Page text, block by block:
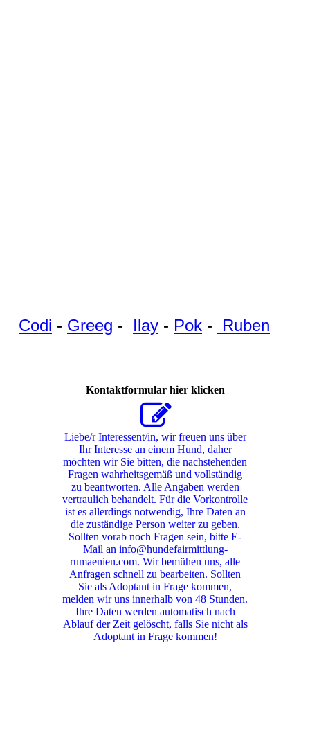
Codi - Greeg - Ilay - Pok - Ruben
Kontaktformular hier klicken
Liebe/r Interessent/in, wir freuen uns über
Ihr Interesse an einem Hund, daher
möchten wir Sie bitten, die nachstehenden
Fragen wahrheitsgemäß und vollständig
zu beantworten. Alle Angaben werden
vertraulich behandelt. Für die Vorkontrolle
ist es allerdings notwendig, Ihre Daten an
die zuständige Person weiter zu geben.
Sollten vorab noch Fragen sein, bitte E-
Mail an info@hundefairmittlung-
rumaenien.com. Wir bemühen uns, alle
Anfragen schnell zu bearbeiten. Sollten
Sie als Adoptant in Frage kommen,
melden wir uns innerhalb von 48 Stunden.
Ihre Daten werden automatisch nach
Ablauf der Zeit gelöscht, falls Sie nicht als
Adoptant in Frage kommen!